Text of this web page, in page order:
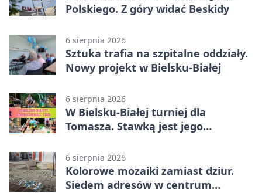
Polskiego. Z góry widać Beskidy
6 sierpnia 2026
Sztuka trafia na szpitalne oddziały.
Nowy projekt w Bielsku-Białej
6 sierpnia 2026
W Bielsku-Białej turniej dla
Tomasza. Stawką jest jego
6 sierpnia 2026
Kolorowe mozaiki zamiast dziur.
Siedem adresów w centrum